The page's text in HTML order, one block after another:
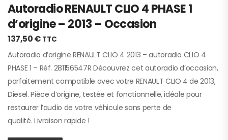
Autoradio RENAULT CLIO 4 PHASE 1
d’origine – 2013 – Occasion
137,50€ TTC
Autoradio d’origine RENAULT CLIO 4 2013 – autoradio CLIO 4
PHASE 1 – Réf. 281156547R Découvrez cet autoradio d’occasion,
parfaitement compatible avec votre RENAULT CLIO 4 de 2013,
Diesel. Pièce d’origine, testée et fonctionnelle, idéale pour
restaurer l’audio de votre véhicule sans perte de
qualité. Livraison rapide !